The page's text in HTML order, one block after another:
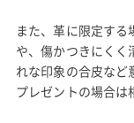
また、革に限定す
や、傷かつきにくく
れな印象の合皮など
プレゼントの場合は